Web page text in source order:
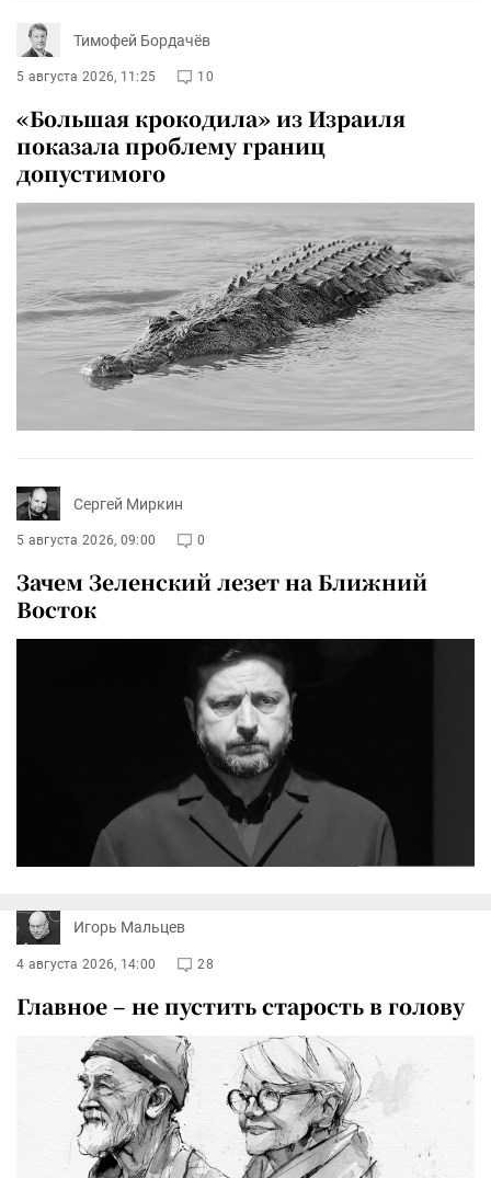
Тимофей Бордачёв
5 августа 2026, 11:25 10
«Большая крокодила» из Израиля
показала проблему границ
допустимого
Сергей Миркин
5 августа 2026, 09:00 0
Зачем Зеленский лезет на Ближний
Восток
Игорь Мальцев
4 августа 2026, 14:00 28
Главное – не пустить старость в голову